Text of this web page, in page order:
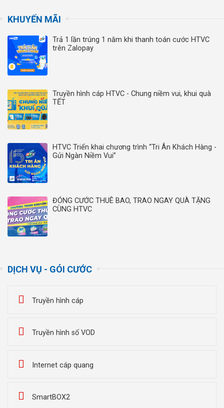
KHUYẾN MÃI
Trả 1 lần trúng 1 năm khi thanh toán cước HTVC
trên Zalopay
Truyền hình cáp HTVC - Chung niềm vui, khui quà
TẾT
HTVC Triển khai chương trình “Tri Ân Khách Hàng -
Gửi Ngàn Niềm Vui”
ĐÓNG CƯỚC THUÊ BAO, TRAO NGAY QUÀ TẶNG
CÙNG HTVC
DỊCH VỤ - GÓI CƯỚC
Truyền hình cáp
Truyền hình số VOD
Internet cáp quang
SmartBOX2